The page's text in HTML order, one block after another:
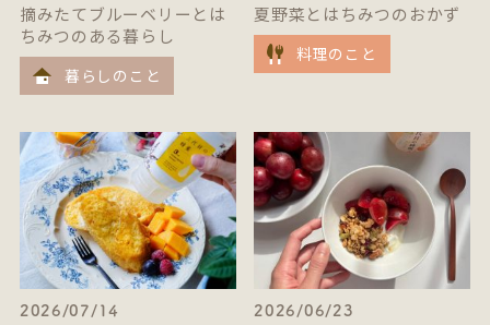
摘みたてブルーベリーとは
ちみつのある暮らし
暮らしのこと
夏野菜とはちみつのおかず
料理のこと
2026/07/14 2026/06/23